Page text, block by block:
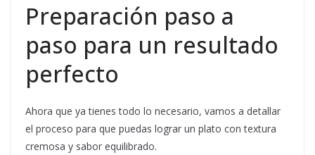
Preparación paso a
paso para un resultado
perfecto
Ahora que ya tienes todo lo necesario, vamos a detallar
el proceso para que puedas lograr un plato con textura
cremosa y sabor equilibrado.